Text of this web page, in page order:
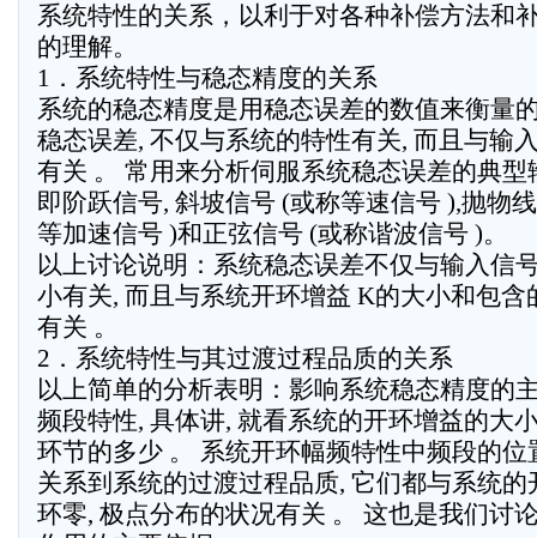
系统特性的关系，以利于对各种补偿方法和
的理解。
1．系统特性与稳态精度的关系
系统的稳态精度是用稳态误差的数值来衡量
稳态误差, 不仅与系统的特性有关, 而且与输
有关 。 常用来分析伺服系统稳态误差的典型
即阶跃信号, 斜坡信号 (或称等速信号 ),抛物
等加速信号 )和正弦信号 (或称谐波信号 )。
以上讨论说明：系统稳态误差不仅与输入信
小有关, 而且与系统开环增益 K的大小和包含
有关 。
2．系统特性与其过渡过程品质的关系
以上简单的分析表明：影响系统稳态精度的
频段特性, 具体讲, 就看系统的开环增益的大
环节的多少 。 系统开环幅频特性中频段的位
关系到系统的过渡过程品质, 它们都与系统的
环零, 极点分布的状况有关 。 这也是我们讨